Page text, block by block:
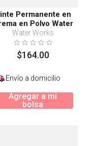
Permanente en
en Polvo Water
Works #20 Black
Water Works
$164.00
Envío a domicilio
Agregar a mi
bolsa